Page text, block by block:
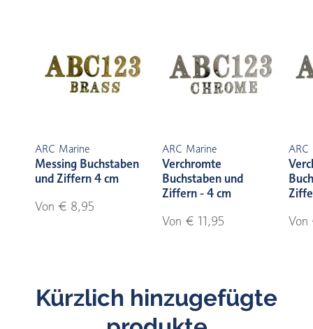
ARC Marine
Messing Buchstaben
und Ziffern 4 cm
Von € 8,95
ARC Marine
Verchromte
Buchstaben und
Ziffern - 4 cm
Von € 11,95
ARC
Von
Kürzlich hinzugefügte